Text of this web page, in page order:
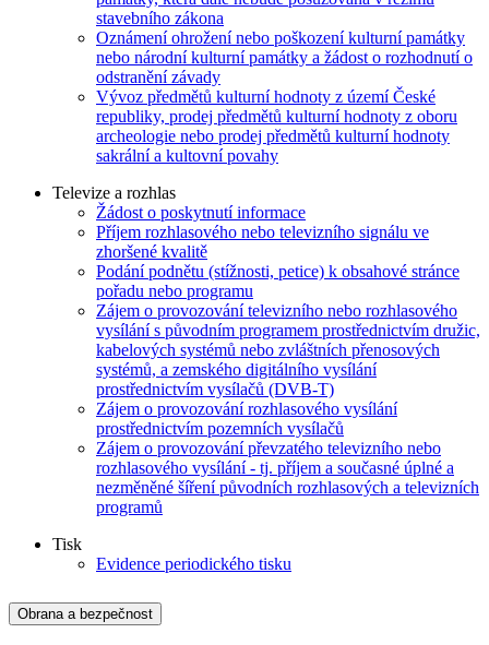
stavebního zákona
Oznámení ohrožení nebo poškození kulturní památky
nebo národní kulturní památky a žádost o rozhodnutí o
odstranění závady
Vývoz předmětů kulturní hodnoty z území České
republiky, prodej předmětů kulturní hodnoty z oboru
archeologie nebo prodej předmětů kulturní hodnoty
sakrální a kultovní povahy
Televize a rozhlas
Žádost o poskytnutí informace
Příjem rozhlasového nebo televizního signálu ve
zhoršené kvalitě
Podání podnětu (stížnosti, petice) k obsahové stránce
pořadu nebo programu
Zájem o provozování televizního nebo rozhlasového
vysílání s původním programem prostřednictvím družic,
kabelových systémů nebo zvláštních přenosových
systémů, a zemského digitálního vysílání
prostřednictvím vysílačů (DVB-T)
Zájem o provozování rozhlasového vysílání
prostřednictvím pozemních vysílačů
Zájem o provozování převzatého televizního nebo
rozhlasového vysílání - tj. příjem a současné úplné a
nezměněné šíření původních rozhlasových a televizních
programů
Tisk
Evidence periodického tisku
Obrana a bezpečnost